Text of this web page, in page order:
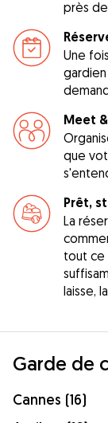
près
Une
Meet
que
Prêt,
La
tout ce
laisse,
Garde de
Cannes (16)